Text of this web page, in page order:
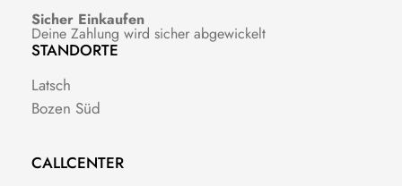
Sicher Einkaufen
Deine Zahlung wird sicher abgewickelt
STANDORTE
Latsch
Bozen Süd
CALLCENTER